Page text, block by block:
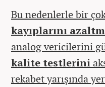
Bu nedenlerle bir
kayıplarını
analog vericilerini
kalite testlerini
rekabet yarışında